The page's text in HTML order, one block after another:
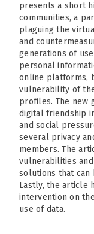
presents a short
communities, a
plaguing the
and
generations of
personal
online platforms,
vulnerability of
profiles. The new
digital friendship
and social
several privacy
members. The
vulnerabilities
solutions that can
Lastly, the article
intervention on
use of data.